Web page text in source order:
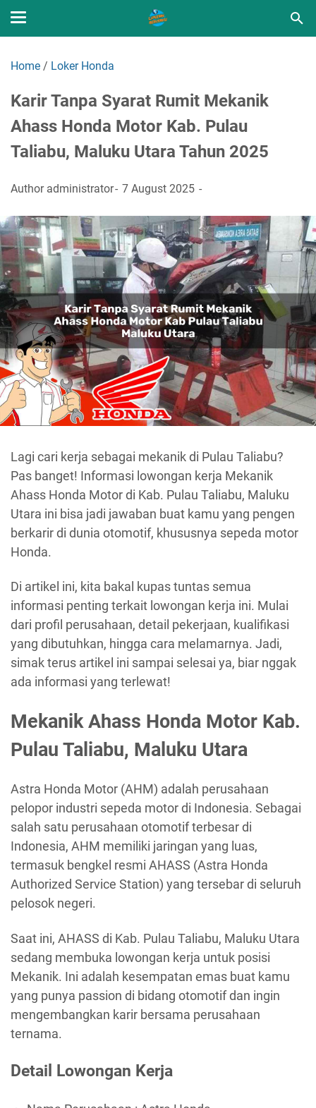
Home / Loker Honda
Karir Tanpa Syarat Rumit Mekanik
Ahass Honda Motor Kab. Pulau
Taliabu, Maluku Utara Tahun 2025
Author administrator 7 August 2025
Lagi cari kerja sebagai mekanik di Pulau Taliabu?
Pas banget! Informasi lowongan kerja Mekanik
Ahass Honda Motor di Kab. Pulau Taliabu, Maluku
Utara ini bisa jadi jawaban buat kamu yang pengen
berkarir di dunia otomotif, khususnya sepeda motor
Honda.
Di artikel ini, kita bakal kupas tuntas semua
informasi penting terkait lowongan kerja ini. Mulai
dari profil perusahaan, detail pekerjaan, kualifikasi
yang dibutuhkan, hingga cara melamarnya. Jadi,
simak terus artikel ini sampai selesai ya, biar nggak
ada informasi yang terlewat!
Mekanik Ahass Honda Motor Kab.
Pulau Taliabu, Maluku Utara
Astra Honda Motor (AHM) adalah perusahaan
pelopor industri sepeda motor di Indonesia. Sebagai
salah satu perusahaan otomotif terbesar di
Indonesia, AHM memiliki jaringan yang luas,
termasuk bengkel resmi AHASS (Astra Honda
Authorized Service Station) yang tersebar di seluruh
pelosok negeri.
Saat ini, AHASS di Kab. Pulau Taliabu, Maluku Utara
sedang membuka lowongan kerja untuk posisi
Mekanik. Ini adalah kesempatan emas buat kamu
yang punya passion di bidang otomotif dan ingin
mengembangkan karir bersama perusahaan
ternama.
Detail Lowongan Kerja